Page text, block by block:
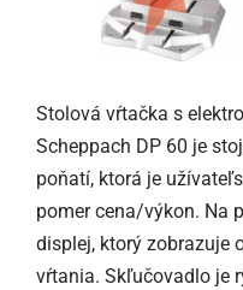
Stolová vŕtačka s
Scheppach DP 60 je
poňatí, ktorá je
pomer cena/výkon. Na
displej, ktorý zobrazuje
vŕtania. Skľučovadlo je